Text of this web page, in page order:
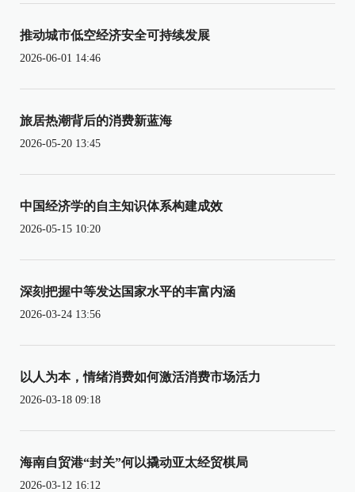
推动城市低空经济安全可持续发展
2026-06-01 14:46
旅居热潮背后的消费新蓝海
2026-05-20 13:45
中国经济学的自主知识体系构建成效
2026-05-15 10:20
深刻把握中等发达国家水平的丰富内涵
2026-03-24 13:56
以人为本，情绪消费如何激活消费市场活力
2026-03-18 09:18
海南自贸港“封关”何以撬动亚太经贸棋局
2026-03-12 16:12